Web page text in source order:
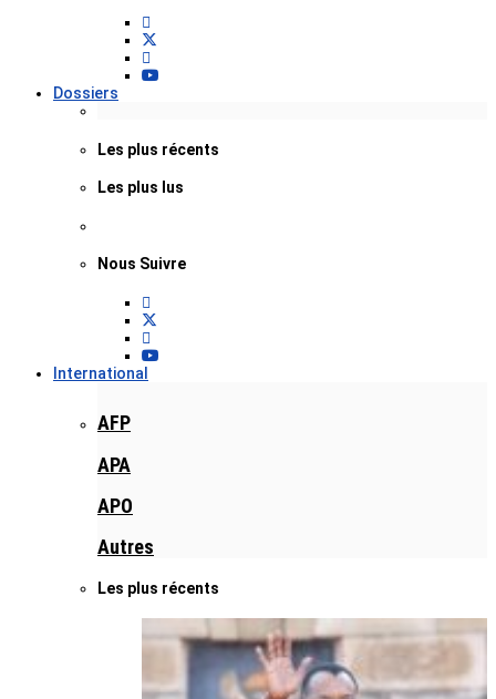
Dossiers
Les plus récents
Les plus lus
Nous Suivre
International
AFP
APA
APO
Autres
Les plus récents